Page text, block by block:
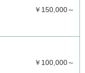
￥150,000～
￥100,000～